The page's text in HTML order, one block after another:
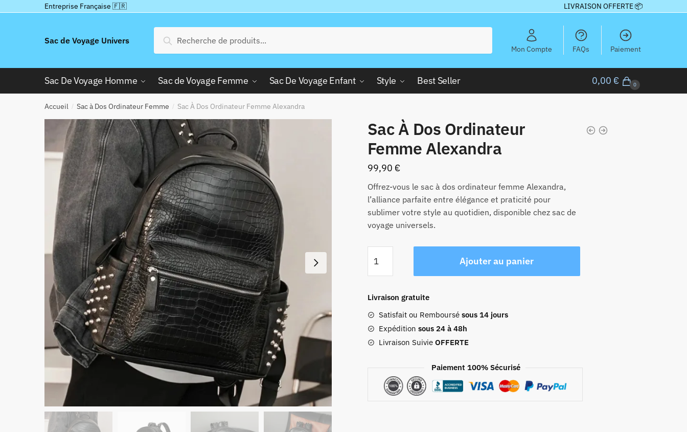
Entreprise Française 🇫🇷 LIVRAISON OFFERTE 📦
Sac de Voyage Univers
pour :
Recherche
Mon Compte FAQs Paiement
Sac De Voyage Homme Sac de Voyage Femme Sac De Voyage Enfant Style Best Seller 0,00 € 0
Accueil / Sac à Dos Ordinateur Femme / Sac À Dos Ordinateur Femme Alexandra
Sac À Dos Ordinateur
Femme Alexandra
99,90 €
Offrez-vous le sac à dos ordinateur femme Alexandra,
l’alliance parfaite entre élégance et praticité pour
sublimer votre style au quotidien, disponible chez sac de
voyage universels.
de
Sac
Dos
Ordinateur
Femme
Alexandra
Ajouter au panier
Livraison gratuite
Satisfait ou Remboursé sous 14 jours
Expédition sous 24 à 48h
Livraison Suivie OFFERTE
Paiement 100% Sécurisé